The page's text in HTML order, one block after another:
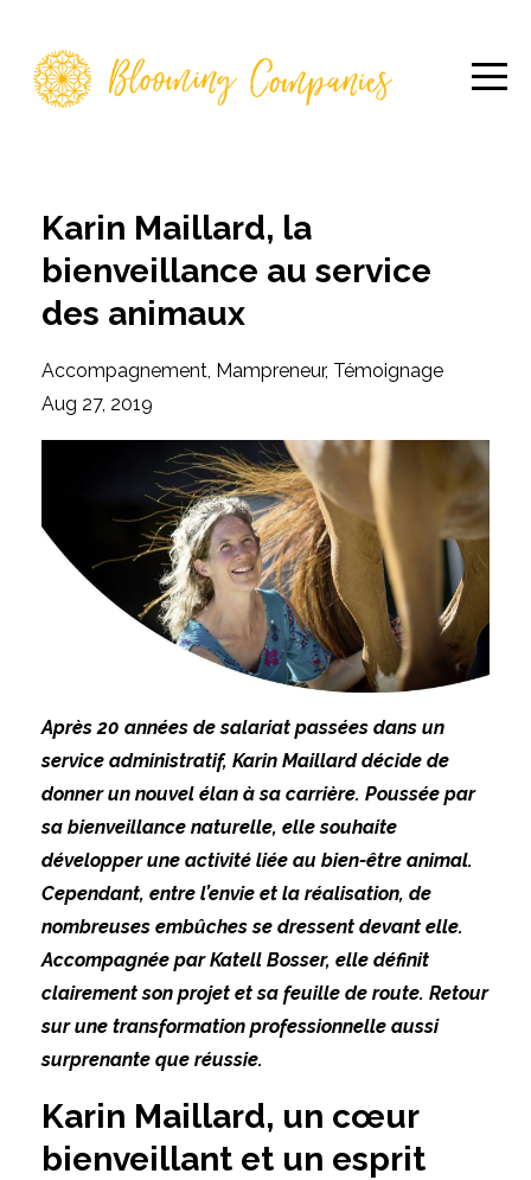
Karin Maillard, la
bienveillance au service
des animaux
Accompagnement Mampreneur Témoignage
Aug 27, 2019
Après 20 années de salariat passées dans un
service administratif, Karin Maillard décide de
donner un nouvel élan à sa carrière. Poussée par
sa bienveillance naturelle, elle souhaite
développer une activité liée au bien-être animal.
Cependant, entre l’envie et la réalisation, de
nombreuses embûches se dressent devant elle.
Accompagnée parKatell Bosser, elle définit
clairement son projet et sa feuille de route. Retour
sur une transformation professionnelle aussi
surprenante que réussie.
Karin Maillard, un cœur
bienveillant et un esprit